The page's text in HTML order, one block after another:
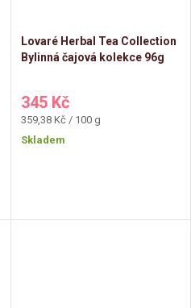
Lovaré Herbal Tea Collection
Bylinná čajová kolekce 96g
345 Kč
Měrná
cena:
359,38 Kč / 100 g
Skladem